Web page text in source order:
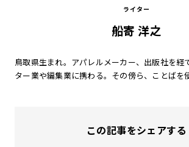
ライター
船寄 洋之
鳥取県生まれ。アパレルメーカー、出版社を経
ター業や編集業に携わる。その傍ら、ことばを
この記事をシェアする